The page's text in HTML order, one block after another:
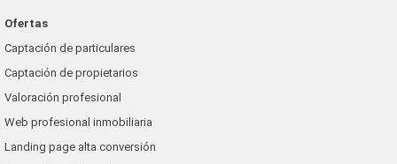
Ofertas
Captación de particulares
Captación de propietarios
Valoración profesional
Web profesional inmobiliaria
Landing page alta conversión